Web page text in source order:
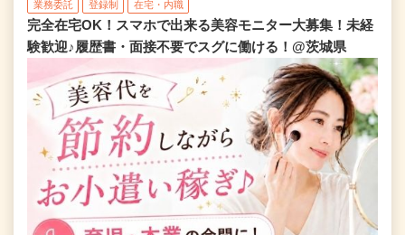
業務委託 登録制 在宅・内職
完全在宅OK！スマホで出来る美容モニター大募集！未経
験歓迎♪履歴書・面接不要でスグに働ける！@茨城県